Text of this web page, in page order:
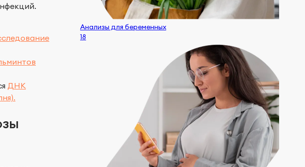
Анализы для беременных
18
ДНК